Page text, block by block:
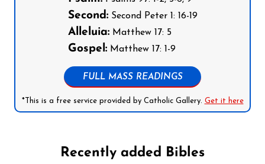
Second:Second Peter 1: 16-19
Alleluia:Matthew 17: 5
Gospel:Matthew 17: 1-9
FULL MASS READINGS
*This is a free service provided by Catholic Gallery. Get it here
Recently added Bibles